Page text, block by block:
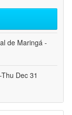
de Maringá -
Dec 31